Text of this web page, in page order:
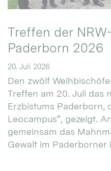
Treffen der
Paderborn 2026
20. Juli 2026
Den zwölf
Treffen am 20. Juli das
Erzbistums Paderborn,
Leocampus“, gezeigt.
gemeinsam das
Gewalt im Paderborner